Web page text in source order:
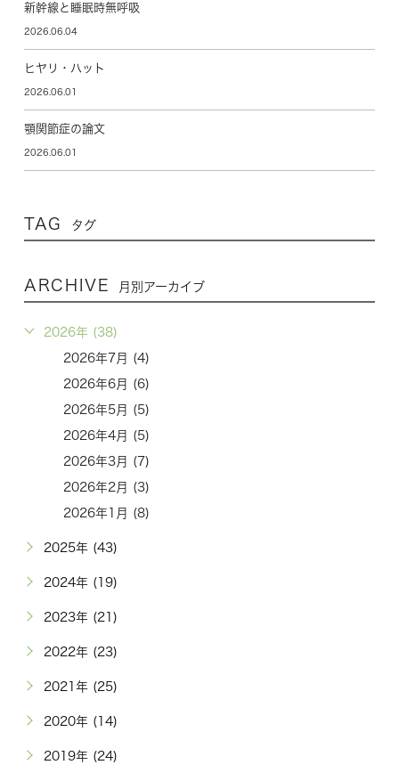
新幹線と睡眠時無呼吸
2026.06.04
ヒヤリ・ハット
2026.06.01
顎関節症の論文
2026.06.01
TAG タグ
ARCHIVE 月別アーカイブ
2026年 (38)
2026年7月 (4)
2026年6月 (6)
2026年5月 (5)
2026年4月 (5)
2026年3月 (7)
2026年2月 (3)
2026年1月 (8)
2025年 (43)
2024年 (19)
2023年 (21)
2022年 (23)
2021年 (25)
2020年 (14)
2019年 (24)